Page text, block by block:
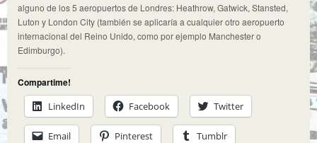
alguno de los 5 aeropuertos de Londres: Heathrow, Gatwick, Stansted,
Luton y London City (también se aplicaría a cualquier otro aeropuerto
internacional del Reino Unido, como por ejemplo Manchester o
Edimburgo).
Compartime!
LinkedIn
Facebook Twitter
Email Pinterest Tumblr